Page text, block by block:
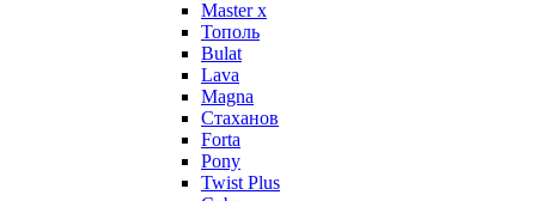
Master x
Тополь
Bulat
Lava
Magna
Стаханов
Forta
Pony
Twist Plus